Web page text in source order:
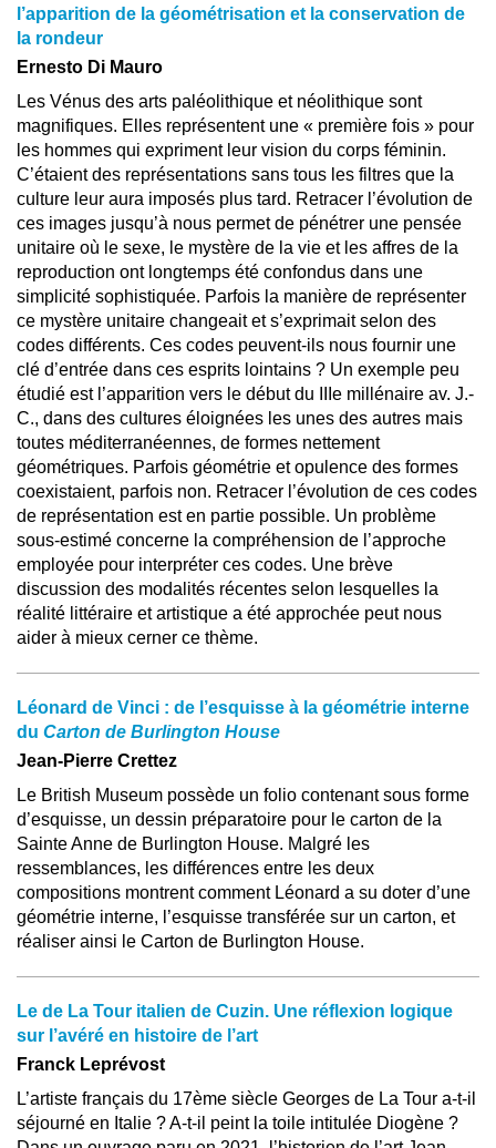
l’apparition de la géométrisation et la conservation de
la rondeur
Ernesto Di Mauro
Les Vénus des arts paléolithique et néolithique sont
magnifiques. Elles représentent une « première fois » pour
les hommes qui expriment leur vision du corps féminin.
C’étaient des représentations sans tous les filtres que la
culture leur aura imposés plus tard. Retracer l’évolution de
ces images jusqu’à nous permet de pénétrer une pensée
unitaire où le sexe, le mystère de la vie et les affres de la
reproduction ont longtemps été confondus dans une
simplicité sophistiquée. Parfois la manière de représenter
ce mystère unitaire changeait et s’exprimait selon des
codes différents. Ces codes peuvent-ils nous fournir une
clé d’entrée dans ces esprits lointains ? Un exemple peu
étudié est l’apparition vers le début du IIIe millénaire av. J.-
C., dans des cultures éloignées les unes des autres mais
toutes méditerranéennes, de formes nettement
géométriques. Parfois géométrie et opulence des formes
coexistaient, parfois non. Retracer l’évolution de ces codes
de représentation est en partie possible. Un problème
sous-estimé concerne la compréhension de l’approche
employée pour interpréter ces codes. Une brève
discussion des modalités récentes selon lesquelles la
réalité littéraire et artistique a été approchée peut nous
aider à mieux cerner ce thème.
Léonard de Vinci : de l’esquisse à la géométrie interne
du Carton de Burlington House
Jean-Pierre Crettez
Le British Museum possède un folio contenant sous forme
d’esquisse, un dessin préparatoire pour le carton de la
Sainte Anne de Burlington House. Malgré les
ressemblances, les différences entre les deux
compositions montrent comment Léonard a su doter d’une
géométrie interne, l’esquisse transférée sur un carton, et
réaliser ainsi le Carton de Burlington House.
Le de La Tour italien de Cuzin. Une réflexion logique
sur l’avéré en histoire de l’art
Franck Leprévost
L’artiste français du 17ème siècle Georges de La Tour a-t-il
séjourné en Italie ? A-t-il peint la toile intitulée Diogène ?